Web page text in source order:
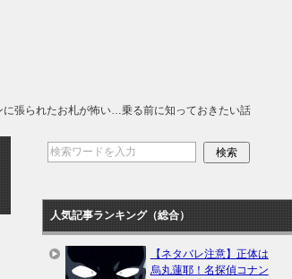
に張られたお札が怖い…乗る前に知っておきたい話
人気記事ランキング（総合）
【ネタバレ注意】正体は
烏丸蓮耶！名探偵コナン